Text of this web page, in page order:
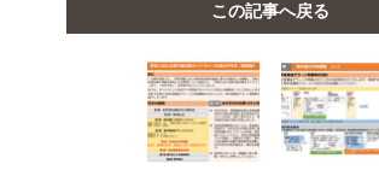
この記事へ戻る